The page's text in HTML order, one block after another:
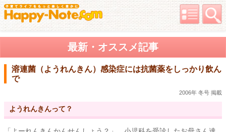
最新・オススメ記事
溶連菌（ようれんきん）感染症には抗菌薬をしっかり飲ん
で
2006年 冬号 掲載
ようれんきんって？